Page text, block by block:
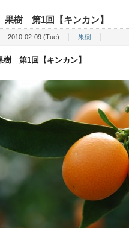
果樹 第1回【キンカン】
2010-02-09 (Tue) 果樹
樹 第1回【キンカン】